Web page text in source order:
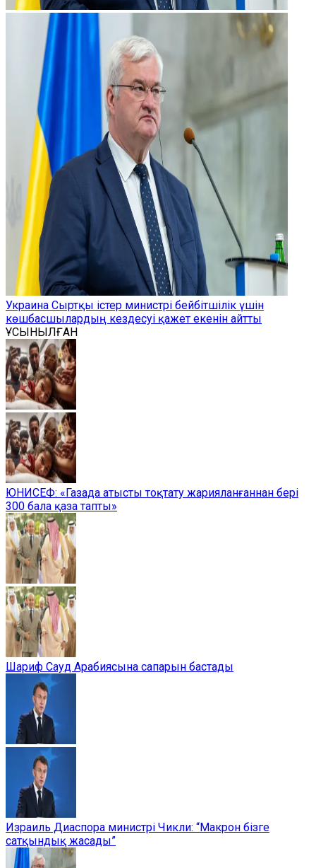
Украина Сыртқы істер министрі бейбітшілік үшін
көшбасшылардың кездесуі қажет екенін айтты
ҰСЫНЫЛҒАН
ЮНИСЕФ: «Газада атысты тоқтату жарияланғаннан бері
300 бала қаза тапты»
Шариф Сауд Арабиясына сапарын бастады
Израиль Диаспора министрі Чикли: “Макрон бізге
сатқындық жасады”